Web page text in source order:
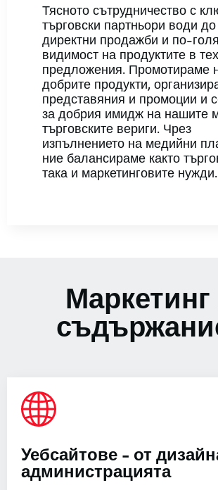
Тясното сътрудничество с
търговски партньори води до
директни продажби и по-
видимост на продуктите в
предложения. Промотираме
добрите продукти,
представяния и промоции и
за добрия имидж на нашите
търговските вериги. Чрез
изпълнението на медийни
ние балансираме както
така и маркетинговите нужди.
Уебсайтове - от
администрацията